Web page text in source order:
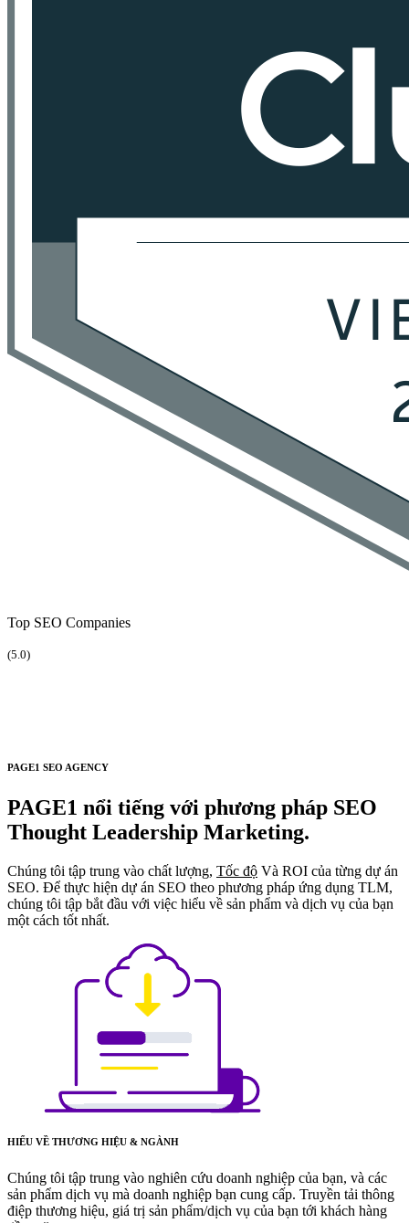
Top SEO Companies
(5.0)
PAGE1 SEO AGENCY
PAGE1 nổi tiếng với phương pháp SEO
Thought Leadership Marketing.
Chúng tôi tập trung vào chất lượng, Tốc độ Và ROI của từng dự án
SEO. Để thực hiện dự án SEO theo phương pháp ứng dụng TLM,
chúng tôi tập bắt đầu với việc hiểu về sản phẩm và dịch vụ của bạn
một cách tốt nhất.
HIỂU VỀ THƯƠNG HIỆU & NGÀNH
Chúng tôi tập trung vào nghiên cứu doanh nghiệp của bạn, và các
sản phẩm dịch vụ mà doanh nghiệp bạn cung cấp. Truyền tải thông
điệp thương hiệu, giá trị sản phẩm/dịch vụ của bạn tới khách hàng